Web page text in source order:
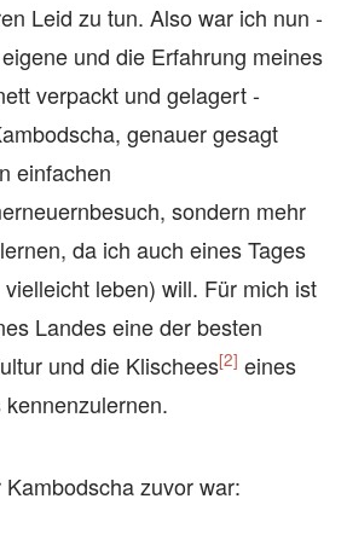
Leid zu tun. Also war ich nun -
und die Erfahrung meines
verpackt und gelagert -
genauer gesagt
einfachen
sondern mehr
da ich auch eines Tages
leben) will. Für mich ist
Landes eine der besten
und die Klischees[2] eines
zuvor war: